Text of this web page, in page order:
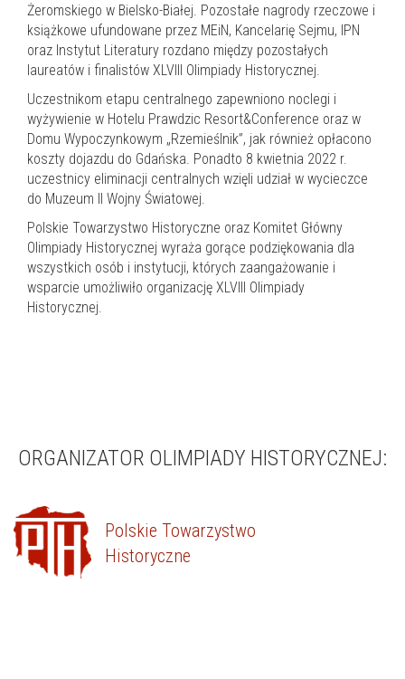
Żeromskiego w Bielsko-Białej. Pozostałe nagrody rzeczowe i
książkowe ufundowane przez MEiN, Kancelarię Sejmu, IPN
oraz Instytut Literatury rozdano między pozostałych
laureatów i finalistów XLVIII Olimpiady Historycznej.
Uczestnikom etapu centralnego zapewniono noclegi i
wyżywienie w Hotelu Prawdzic Resort&Conference oraz w
Domu Wypoczynkowym „Rzemieślnik”, jak również opłacono
koszty dojazdu do Gdańska. Ponadto 8 kwietnia 2022 r.
uczestnicy eliminacji centralnych wzięli udział w wycieczce
do Muzeum II Wojny Światowej.
Polskie Towarzystwo Historyczne oraz Komitet Główny
Olimpiady Historycznej wyraża gorące podziękowania dla
wszystkich osób i instytucji, których zaangażowanie i
wsparcie umożliwiło organizację XLVIII Olimpiady
Historycznej.
ORGANIZATOR OLIMPIADY HISTORYCZNEJ:
Polskie Towarzystwo
Historyczne